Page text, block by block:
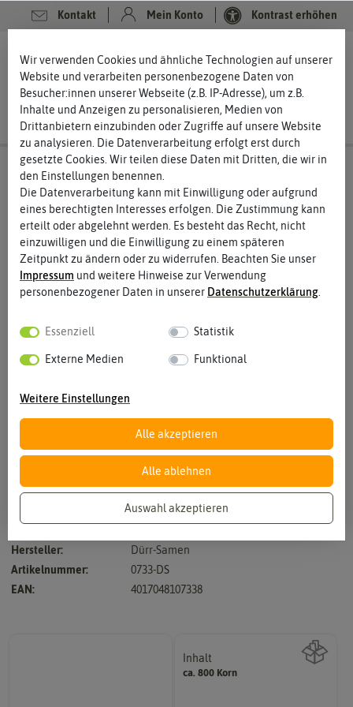
Kontakt Mein Konto Kontrast erhöhen
Dufteinstrich, blau, einjährig, 10 cm, für Steingärten und Beete
Hersteller:
Dürr-Samen
Artikelnummer:
0733-DS
EAN:
4017048107338
Inhalt
ca. 800 KornWie viel ist enthalten
Wir verwenden Cookies und ähnliche Technologien auf unserer
Website und verarbeiten personenbezogene Daten von
Besucher:innen unserer Webseite (z.B. IP-Adresse), um z.B.
Inhalte und Anzeigen zu personalisieren, Medien von
Drittanbietern einzubinden oder Zugriffe auf unsere Website
zu analysieren. Die Datenverarbeitung erfolgt erst durch
gesetzte Cookies. Wir teilen diese Daten mit Dritten, die wir in
den Einstellungen benennen.
Die Datenverarbeitung kann mit Einwilligung oder aufgrund
eines berechtigten Interesses erfolgen. Die Zustimmung kann
erteilt oder abgelehnt werden. Es besteht das Recht, nicht
einzuwilligen und die Einwilligung zu einem späteren
Zeitpunkt zu ändern oder zu widerrufen. Beachten Sie unser
Impressum und weitere Hinweise zur Verwendung
personenbezogener Daten in unserer Daten­schutz­erklärung.
Essenziell Statistik
Externe Medien Funktional
Weitere Einstellungen
Alle akzeptieren
Alle ablehnen
Auswahl akzeptieren